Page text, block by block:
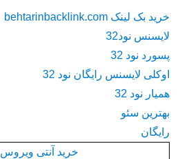
خرید بک لینک behtarinbacklink.com
لایسنس نود32
پسورد نود 32
اوکلی لایسنس رایگان نود 32
همیار نود 32
بهترین سئو
رایگان
خرید آنتی ویروس